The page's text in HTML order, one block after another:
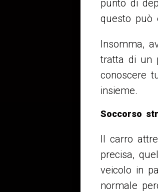
punto di
questo può
Insomma,
tratta di un
conoscere
insieme.
Soccorso
Il carro
precisa,
veicolo in
normale